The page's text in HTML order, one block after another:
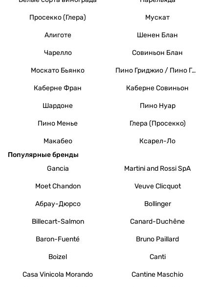
Просекко (Глера) Мускат
Алиготе Шенен Блан
Чарелло Совиньон Блан
Москато Бьянко Пино Гриджио / Пино Гри
Каберне Фран Каберне Совиньон
Шардоне Пино Нуар
Пино Менье Глера (Просекко)
Макабео
Ксарел-Ло
Популярные бренды
Gancia
Martini and Rossi SpA
Moet Chandon Veuve Clicquot
Абрау-Дюрсо Bollinger
Billecart-Salmon Canard-Duchêne
Baron-Fuenté Bruno Paillard
Boizel Canti
Casa Vinicola Morando Cantine Maschio